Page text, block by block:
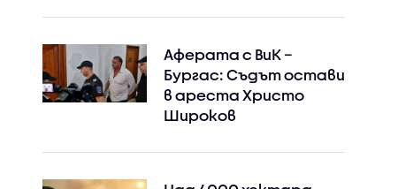
Аферата с ВиК –
Бургас: Съдът остави
в ареста Христо
Широков